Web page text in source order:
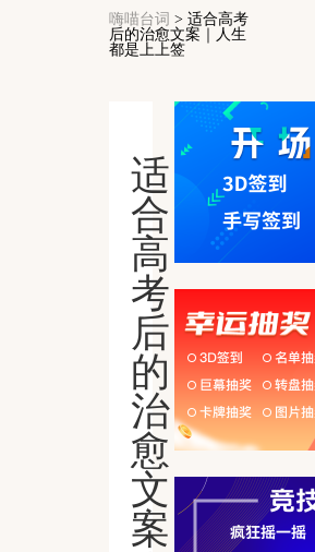
嗨喵台词 > 适合高考
后的治愈文案｜人生
都是上上签
适
合
高
考
后
的
治
愈
文
案